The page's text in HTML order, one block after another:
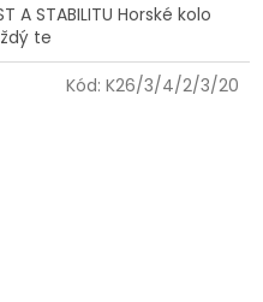
A STABILITU Horské kolo
te
Kód: K26/3/4/2/3/20